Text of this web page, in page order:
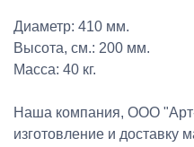
Диаметр: 410 мм.
Высота, см.: 200 мм.
Масса: 40 кг.
Наша компания, ООО
изготовление и доставку